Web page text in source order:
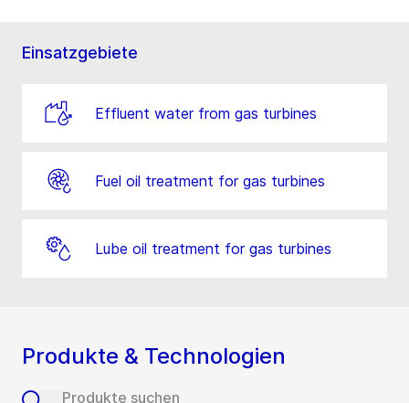
Einsatzgebiete
Effluent water from gas turbines
Fuel oil treatment for gas turbines
Lube oil treatment for gas turbines
Produkte & Technologien